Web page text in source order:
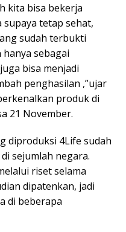
kita bisa bekerja
supaya tetap sehat,
sudah terbukti
sebagai
bisa menjadi
penghasilan ,”ujar
produk di
21 November.
diproduksi 4Life sudah
sejumlah negara.
riset selama
dipatenkan, jadi
di beberapa